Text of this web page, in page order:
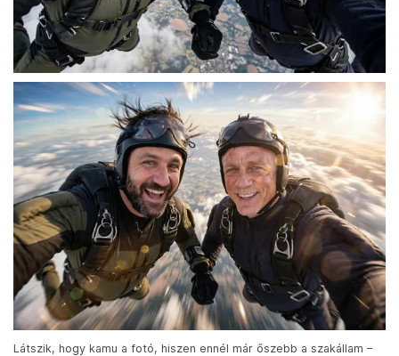
Látszik, hogy kamu a fotó, hiszen ennél már őszebb a szakállam –